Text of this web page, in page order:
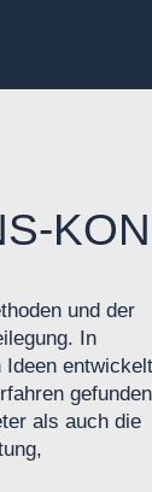
und der
In
Ideen
gefunden
als auch die